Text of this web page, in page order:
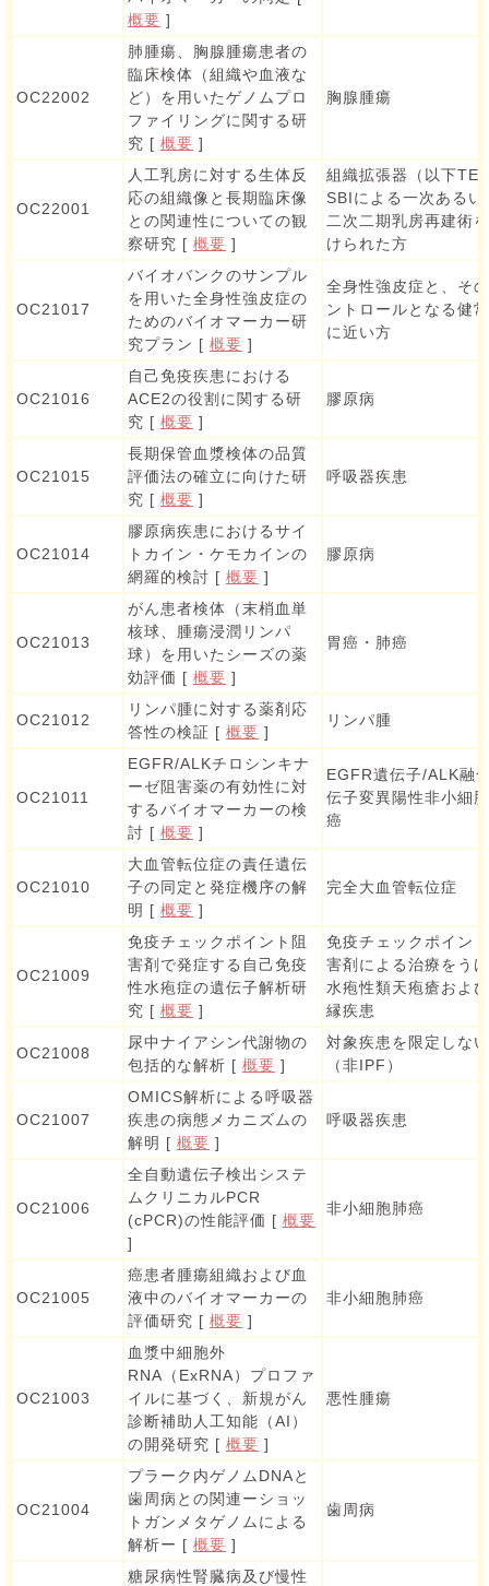
概要 ]
OC22002
肺腫瘍、胸腺腫瘍患者の
臨床検体（組織や血液な
ど）を用いたゲノムプロ
ファイリングに関する研
究 [ 概要 ]
胸腺腫瘍
OC22001
人工乳房に対する生体反
応の組織像と長期臨床像
との関連性についての観
察研究 [ 概要 ]
組織拡張器（以下TE
SBIによる一次あるい
二次二期乳房再建術
けられた方
OC21017
バイオバンクのサンプル
を用いた全身性強皮症の
ためのバイオマーカー研
究プラン [ 概要 ]
全身性強皮症と、そ
ントロールとなる健
に近い方
OC21016
自己免疫疾患における
ACE2の役割に関する研
究 [ 概要 ]
膠原病
OC21015
長期保管血漿検体の品質
評価法の確立に向けた研
究 [ 概要 ]
呼吸器疾患
OC21014
膠原病疾患におけるサイ
トカイン・ケモカインの
網羅的検討 [ 概要 ]
膠原病
OC21013
がん患者検体（末梢血単
核球、腫瘍浸潤リンパ
球）を用いたシーズの薬
効評価 [ 概要 ]
胃癌・肺癌
OC21012
リンパ腫に対する薬剤応
答性の検証 [ 概要 ]
リンパ腫
OC21011
EGFR/ALKチロシンキナ
ーゼ阻害薬の有効性に対
するバイオマーカーの検
討 [ 概要 ]
EGFR遺伝子/ALK融
伝子変異陽性非小細
癌
OC21010
大血管転位症の責任遺伝
子の同定と発症機序の解
明 [ 概要 ]
完全大血管転位症
OC21009
免疫チェックポイント阻
害剤で発症する自己免疫
性水疱症の遺伝子解析研
究 [ 概要 ]
免疫チェックポイン
害剤による治療をう
水疱性類天疱瘡およ
縁疾患
OC21008
尿中ナイアシン代謝物の
包括的な解析 [ 概要 ]
対象疾患を限定しない
（非IPF）
OC21007
OMICS解析による呼吸器
疾患の病態メカニズムの
解明 [ 概要 ]
呼吸器疾患
OC21006
全自動遺伝子検出システ
ムクリニカルPCR
(cPCR)の性能評価 [ 概要
]
非小細胞肺癌
OC21005
癌患者腫瘍組織および血
液中のバイオマーカーの
評価研究 [ 概要 ]
非小細胞肺癌
OC21003
血漿中細胞外
RNA（ExRNA）プロファ
イルに基づく、新規がん
診断補助人工知能（AI）
の開発研究 [ 概要 ]
悪性腫瘍
OC21004
プラーク内ゲノムDNAと
歯周病との関連ーショッ
トガンメタゲノムによる
解析ー [ 概要 ]
歯周病
糖尿病性腎臓病及び慢性